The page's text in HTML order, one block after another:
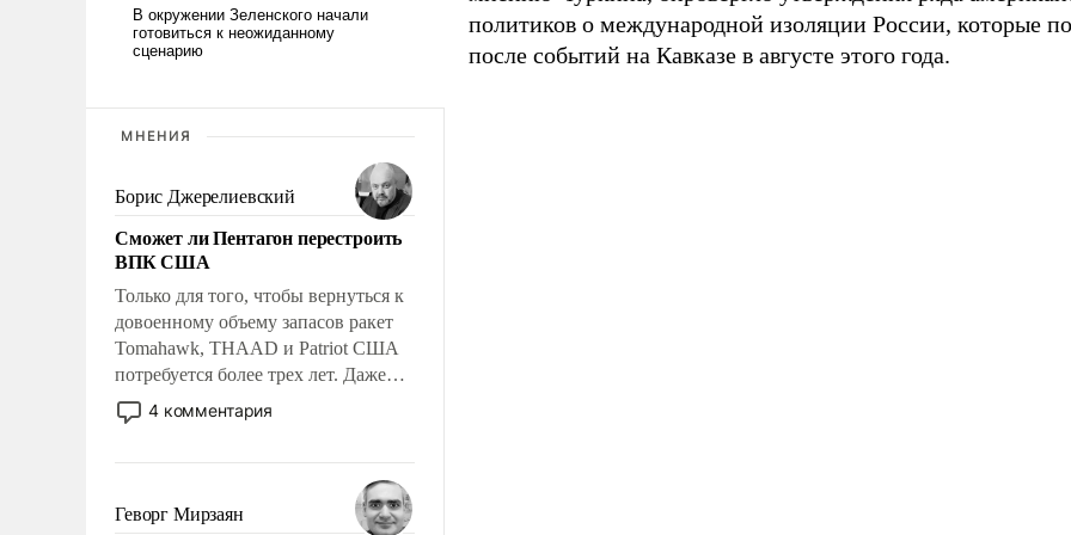
МНЕНИЯ
Борис Джерелиевский
Сможет ли Пентагон перестроить
ВПК США
Только для того, чтобы вернуться к
довоенному объему запасов ракет
Tomahawk, THAAD и Patriot США
потребуется более трех лет. Даже
небольшая война с Ираном
опустошила американские
уязвимости США, например, перед
4 комментария
Геворг Мирзаян
политиков о международной изоляции России, которые
после событий на Кавказе в августе этого года.